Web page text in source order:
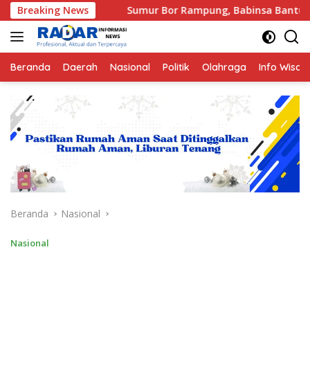
Langsung
ke
konten
Breaking News
Sumur Bor Rampung, Babinsa Bantu Atasi Krisis Air Bersih
Beranda Daerah Nasional Politik Olahraga Info
Beranda Nasional
Nasional